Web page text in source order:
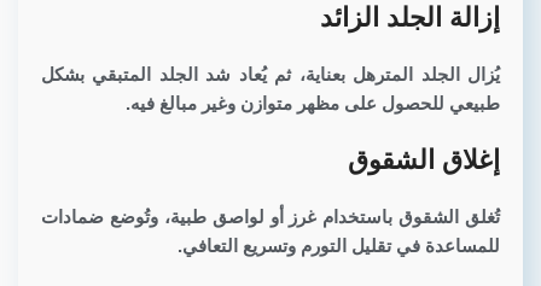
إزالة الجلد الزائد
يُزال الجلد المترهل بعناية، ثم يُعاد شد الجلد المتبقي بشكل
طبيعي للحصول على مظهر متوازن وغير مبالغ فيه.
إغلاق الشقوق
تُغلق الشقوق باستخدام غرز أو لواصق طبية، وتُوضع ضمادات
للمساعدة في تقليل التورم وتسريع التعافي.